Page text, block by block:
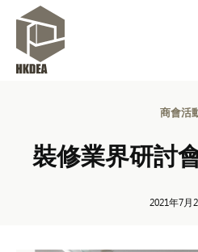
商會活
裝修業界研討
2021年7月